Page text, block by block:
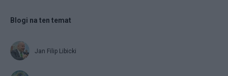
Blogi na ten temat
Jan Filip Libicki